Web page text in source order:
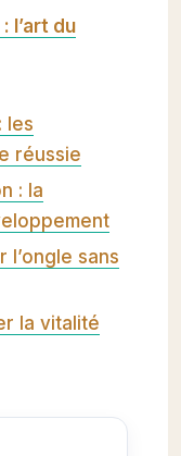
l’art du
les
réussie
: la
l’ongle sans
la vitalité